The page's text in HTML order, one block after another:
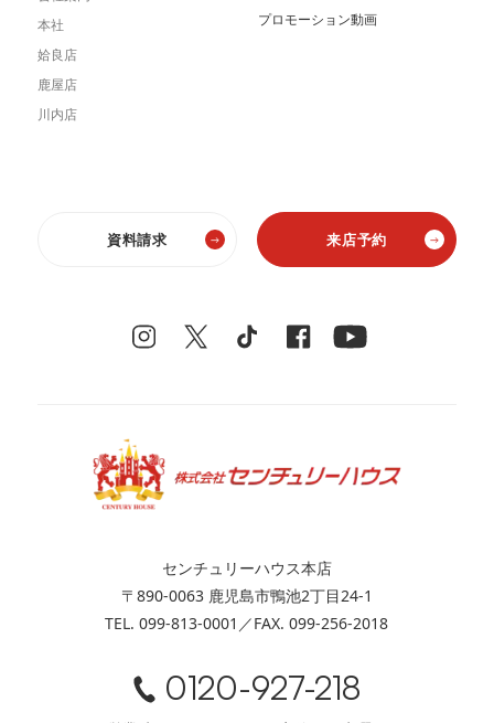
本社
姶良店
鹿屋店
川内店
プロモーション動画
資料請求 来店予約
センチュリーハウス本店
〒890-0063 鹿児島市鴨池2丁目24-1
TEL. 099-813-0001／FAX. 099-256-2018
0120-927-218